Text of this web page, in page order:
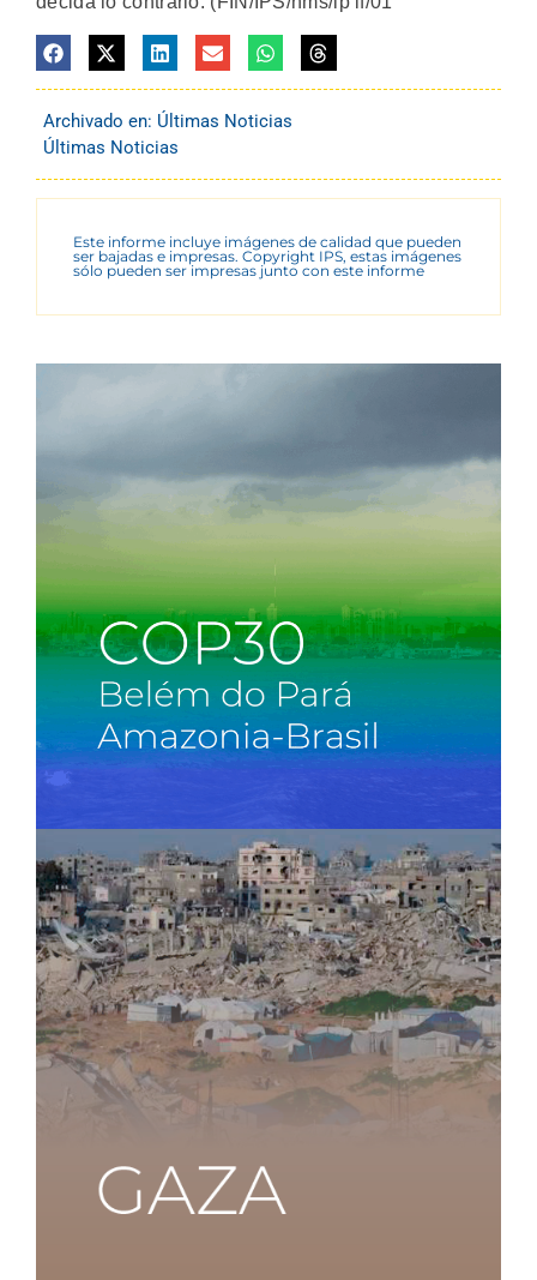
Archivado en: Últimas Noticias
Últimas Noticias
Este informe incluye imágenes de calidad que pueden
ser bajadas e impresas. Copyright IPS, estas imágenes
sólo pueden ser impresas junto con este informe